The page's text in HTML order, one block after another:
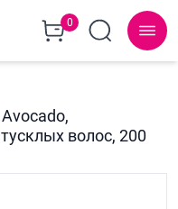
0
волос, 200